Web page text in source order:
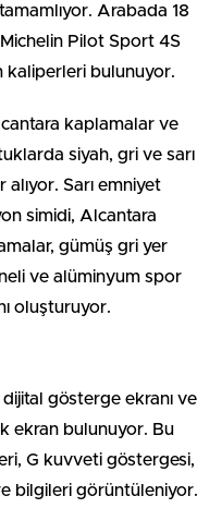
Arabada 18
Pilot Sport 4S
kaliperleri bulunuyor.
kaplamalar ve
siyah, gri ve sarı
Sarı emniyet
simidi, Alcantara
gümüş gri yer
ve alüminyum spor
oluşturuyor.
gösterge ekranı ve
ekran bulunuyor. Bu
G kuvveti göstergesi,
bilgileri görüntüleniyor.